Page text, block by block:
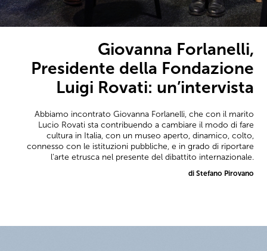
Giovanna Forlanelli,
Presidente della Fondazione
Luigi Rovati: un’intervista
Abbiamo incontrato Giovanna Forlanelli, che con il marito
Lucio Rovati sta contribuendo a cambiare il modo di fare
cultura in Italia, con un museo aperto, dinamico, colto,
connesso con le istituzioni pubbliche, e in grado di riportare
l'arte etrusca nel presente del dibattito internazionale.
di Stefano Pirovano